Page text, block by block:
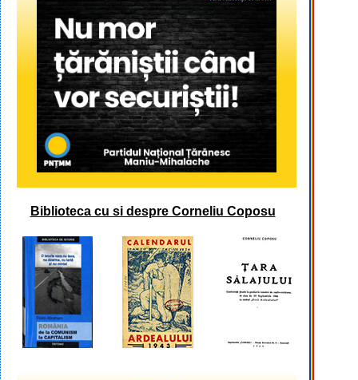
Biblioteca cu si despre Corneliu Coposu